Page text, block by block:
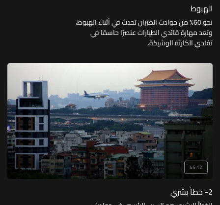
الهبوط
نحو 60% من حوادث الطيران تحدث في أثناء الهبوط،
وتعد مهارة قائدي الطيارات عنصرًا حاسمًا في
تفادي الكارثة الوشيكة.
45:12
2- خطأ بشري